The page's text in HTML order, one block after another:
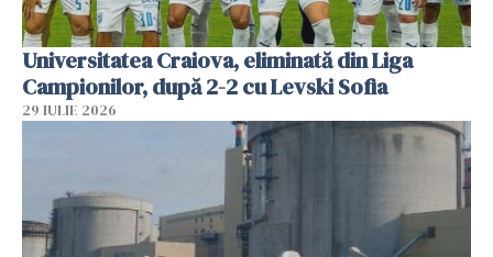
Universitatea Craiova, eliminată din Liga
Campionilor, după 2-2 cu Levski Sofia
29 IULIE 2026